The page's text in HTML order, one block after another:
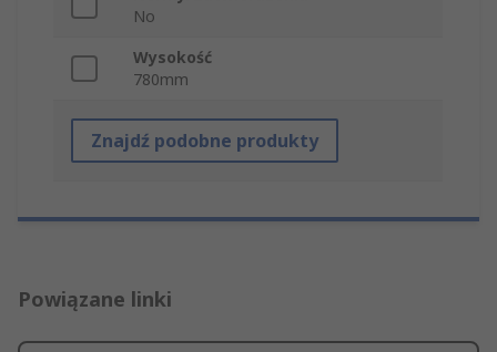
No
Wysokość
780mm
Znajdź podobne produkty
Powiązane linki